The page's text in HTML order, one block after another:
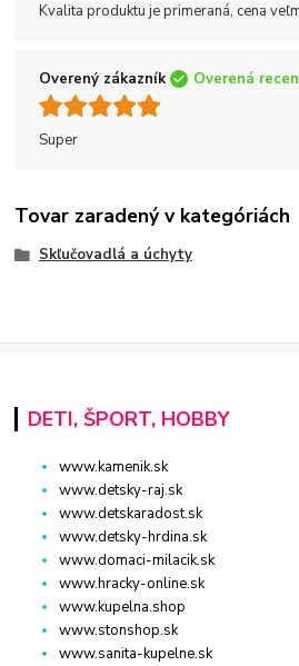
Kvalita produktu je primeraná, cena
Overený zákazník Overená
Super
Tovar zaradený v kategóriách
Skľučovadlá a úchyty
DETI, ŠPORT, HOBBY
www.kamenik.sk
www.detsky-raj.sk
www.detskaradost.sk
www.detsky-hrdina.sk
www.domaci-milacik.sk
www.hracky-online.sk
www.kupelna.shop
www.stonshop.sk
www.sanita-kupelne.sk